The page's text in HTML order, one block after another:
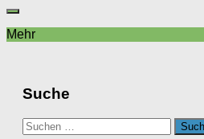
Mehr
Suche
Suchen